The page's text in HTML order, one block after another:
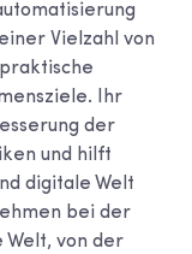
Vielzahl von
Ihr
der
und hilft
digitale Welt
bei der
Welt, von der